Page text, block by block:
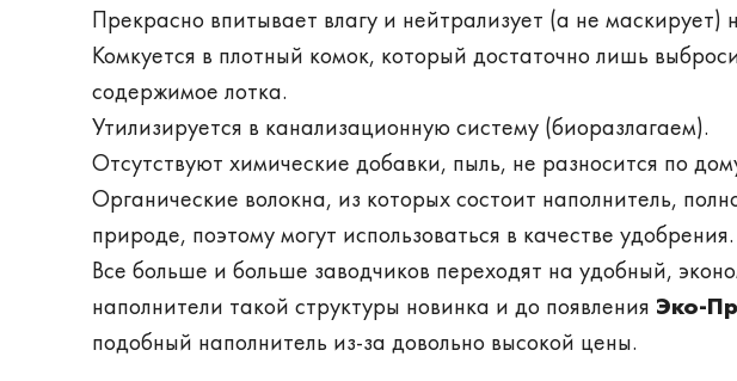
Прекрасно впитывает влагу и нейтрализует (а не маскирует)
Комкуется в плотный комок, который достаточно лишь
содержимое лотка.
Утилизируется в канализационную систему (биоразлагаем).
Отсутствуют химические добавки, пыль, не разносится по
Органические волокна, из которых состоит наполнитель,
природе, поэтому могут использоваться в качестве удобрения.
Все больше и больше заводчиков переходят на удобный,
наполнители такой структуры новинка и до появления Эко-
подобный наполнитель из-за довольно высокой цены.